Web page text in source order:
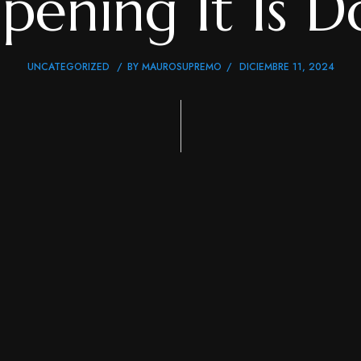
UNCATEGORIZED BY MAUROSUPREMO DICIEMBRE 11, 2024